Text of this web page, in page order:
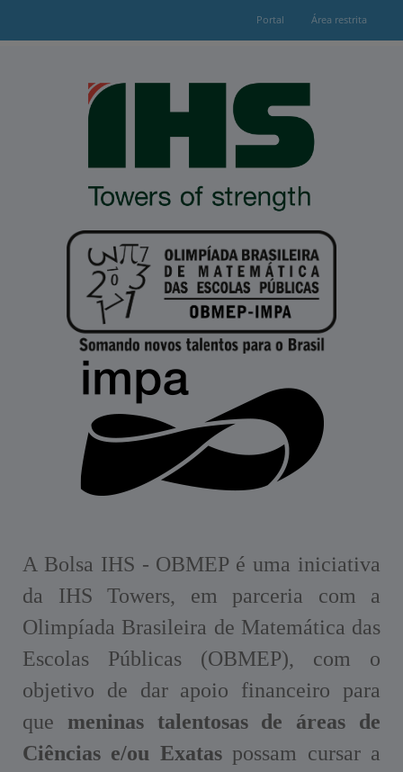
Portal Área restrita
A Bolsa IHS - OBMEP é uma iniciativa
da IHS Towers, em parceria com a
Olimpíada Brasileira de Matemática das
Escolas Públicas (OBMEP), com o
objetivo de dar apoio financeiro para
que meninas talentosas de áreas de
Ciências e/ou Exataspossam cursar a